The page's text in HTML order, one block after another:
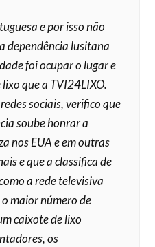
e por isso não
dependência lusitana
foi ocupar o lugar e
que a TVI24LIXO.
sociais, verifico que
soube honrar a
nos EUA e em outras
e que a classifica de
a rede televisiva
maior número de
caixote de lixo
os